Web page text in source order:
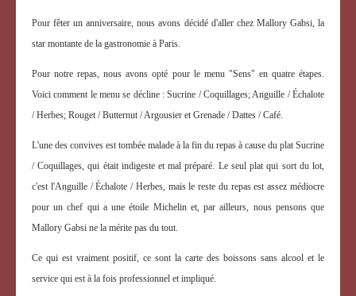
Pour fêter un anniversaire, nous avons décidé d'aller chez Mallory Gabsi, la
star montante de la gastronomie à Paris.
Pour notre repas, nous avons opté pour le menu "Sens" en quatre étapes.
Voici comment le menu se décline : Sucrine / Coquillages; Anguille / Échalote
/ Herbes; Rouget / Butternut / Argousier et Grenade / Dattes / Café.
L'une des convives est tombée malade à la fin du repas à cause du plat Sucrine
/ Coquillages, qui était indigeste et mal préparé. Le seul plat qui sort du lot,
c'est l'Anguille / Échalote / Herbes, mais le reste du repas est assez médiocre
pour un chef qui a une étoile Michelin et, par ailleurs, nous pensons que
Mallory Gabsi ne la mérite pas du tout.
Ce qui est vraiment positif, ce sont la carte des boissons sans alcool et le
service qui est à la fois professionnel et impliqué.